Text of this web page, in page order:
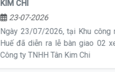
KIM CHI
23-07-2026
Ngày 23/07/2026, tại Khu công
Huế đã diễn ra lễ bàn giao 02
Công ty TNHH Tân Kim Chi